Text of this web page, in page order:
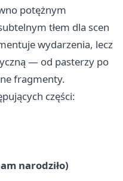
potężnym
tłem dla scen
wydarzenia, lecz
— od pasterzy po
fragmenty.
części:
narodziło)